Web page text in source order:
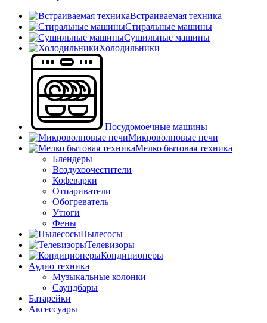
Встраиваемая техника
Стиральные машины
Сушильные машины
Холодильники
Посудомоечные машины
Микроволновые печи
Мелко бытовая техника
Блендеры
Воздухоочестители
Кофеварки
Отпариватели
Обогреватель
Утюги
Фены
Пылесосы
Телевизоры
Кондиционеры
Аудио техника
Музыкальные колонки
Саундбары
Батарейки
Аксессуары